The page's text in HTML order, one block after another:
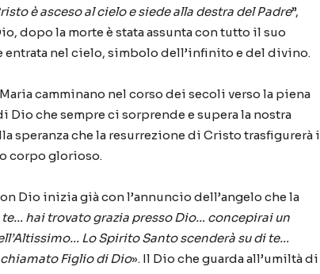
è asceso al cielo e siede alla destra del Padre”,
dopo la morte è stata assunta con tutto il suo
entrata nel cielo, simbolo dell’infinito e del divino.
camminano nel corso dei secoli verso la piena
Dio che sempre ci sorprende e supera la nostra
speranza che la resurrezione di Cristo trasfigurerà i
corpo glorioso.
Dio inizia già con l’annuncio dell’angelo che la
te… hai trovato grazia presso Dio… concepirai un
Lo Spirito Santo scenderà su di te…
Figlio di Dio». Il Dio che guarda all’umiltà di